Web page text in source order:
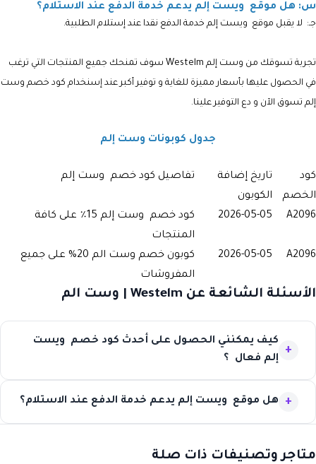
س: هل موقع ويست إلم يدعم خدمة الدفع عند الاستلام؟
جـ: لا يقبل موقع ويست إلم خدمة الدفع نقدا عند إستلام الطلبية.
تجربة تسوقك من وست إلم Westelm سوف تمنحك جميع المنتجات التي ترغب
في الحصول عليها بأسعار مميزة للغاية و توفير أكبر عند إسنخدام كود خصم وست
إلم تسوق الآن و دع التوفير علينا.
جدول كوبونات وست إلم
كود
الخصم
تاريخ إضافة
الكوبون
تفاصيل كود خصم وست إلم
A2096
2026-05-05
كود خصم وست إلم 15٪ على كافة
المنتجات
A2096
2026-05-05
كوبون خصم وست الم 20% على جميع
المفروشات
الأسئلة الشائعة عن Westelm | وست الم
كيف يمكنني الحصول على أحدث كود خصم ويست
إلم فعال ؟
هل موقع ويست إلم يدعم خدمة الدفع عند الاستلام؟
متاجر وتصنيفات ذات صلة